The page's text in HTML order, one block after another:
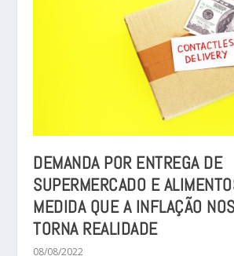
DEMANDA POR ENTREGA DE
SUPERMERCADO E
MEDIDA QUE A INFLAÇÃO
TORNA REALIDADE
08/08/2022